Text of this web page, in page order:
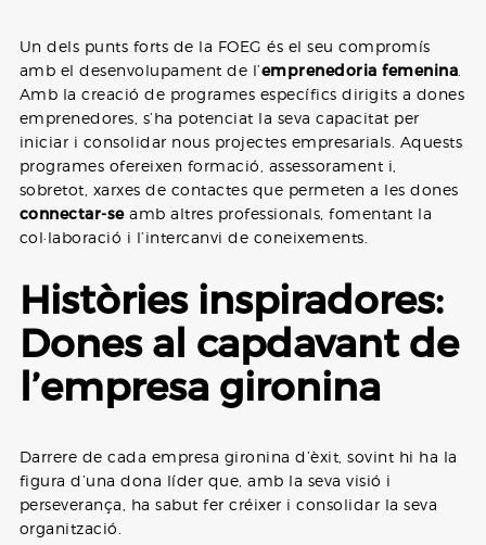
Un dels punts forts de la FOEG és el seu compromís
amb el desenvolupament de l’emprenedoria femenina
Amb la creació de programes específics dirigits a dones
emprenedores, s’ha potenciat la seva capacitat per
iniciar i consolidar nous projectes empresarials. Aquests
programes ofereixen formació, assessorament i,
sobretot, xarxes de contactes que permeten a les dones
connectar-seamb altres professionals, fomentant la
col·laboració i l’intercanvi de coneixements.
Històries inspiradores:
Dones al capdavant de
l’empresa gironina
Darrere de cada empresa gironina d’èxit, sovint hi ha la
figura d’una dona líder que, amb la seva visió i
perseverança, ha sabut fer créixer i consolidar la seva
organització.